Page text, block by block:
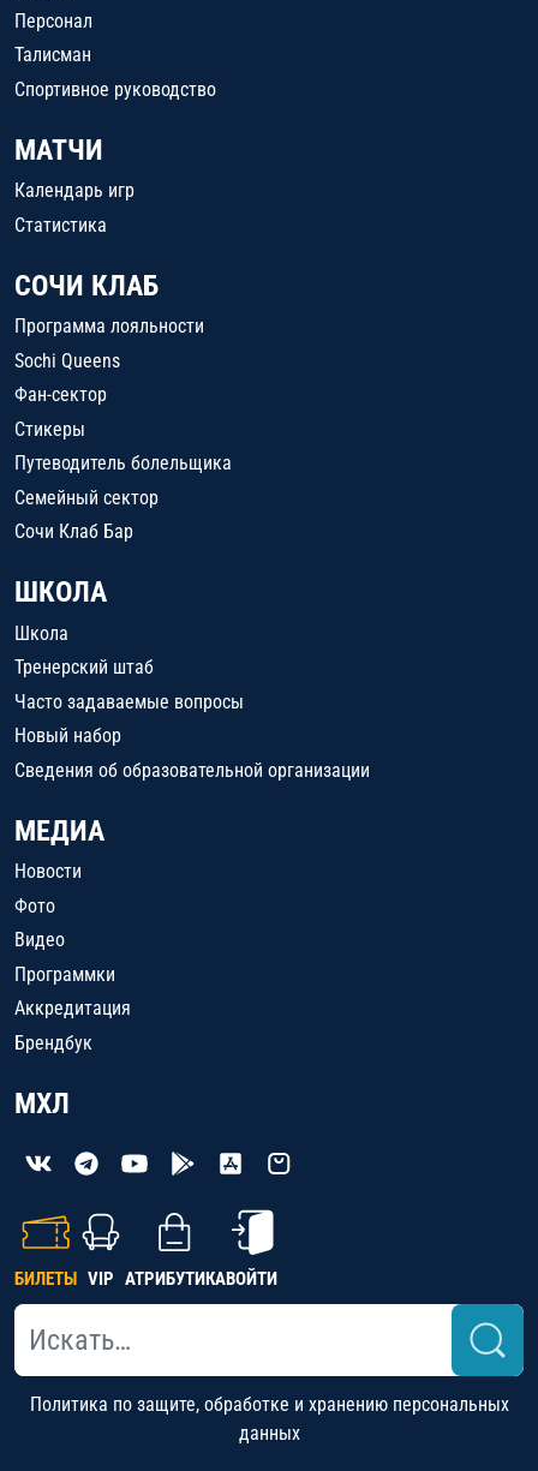
Персонал
Талисман
Спортивное руководство
МАТЧИ
Календарь игр
Статистика
СОЧИ КЛАБ
Программа лояльности
Sochi Queens
Фан-сектор
Стикеры
Путеводитель болельщика
Семейный сектор
Сочи Клаб Бар
ШКОЛА
Школа
Тренерский штаб
Часто задаваемые вопросы
Новый набор
Сведения об образовательной организации
МЕДИА
Новости
Фото
Видео
Программки
Аккредитация
Брендбук
МХЛ
БИЛЕТЫ VIP АТРИБУТИКАВОЙТИ
Политика по защите, обработке и хранению персональных
данных